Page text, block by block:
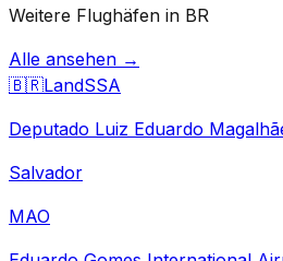
Weitere Flughäfen in BR
Alle ansehen →
🇧🇷LandSSA
Deputado Luiz Eduardo
Salvador
MAO